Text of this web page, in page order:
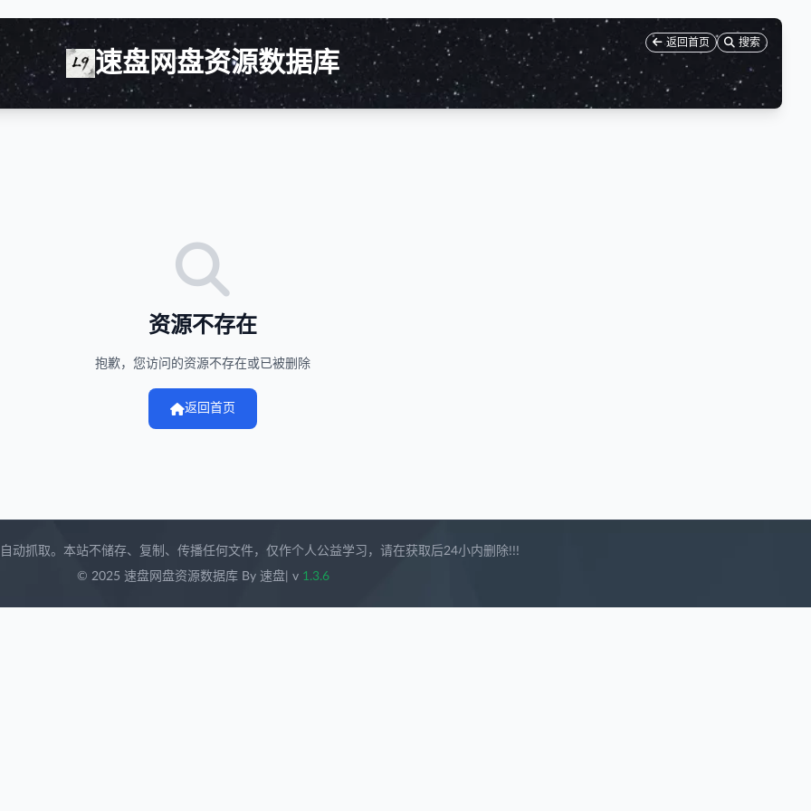
速盘网盘资源数据库
返回首页 搜索
资源不存在
抱歉，您访问的资源不存在或已被删除
返回首页
动抓取。本站不储存、复制、传播任何文件，仅作个人公益学习，请在获取后24小内删除!!!
© 2025 速盘网盘资源数据库 By 速盘| v 1.3.6